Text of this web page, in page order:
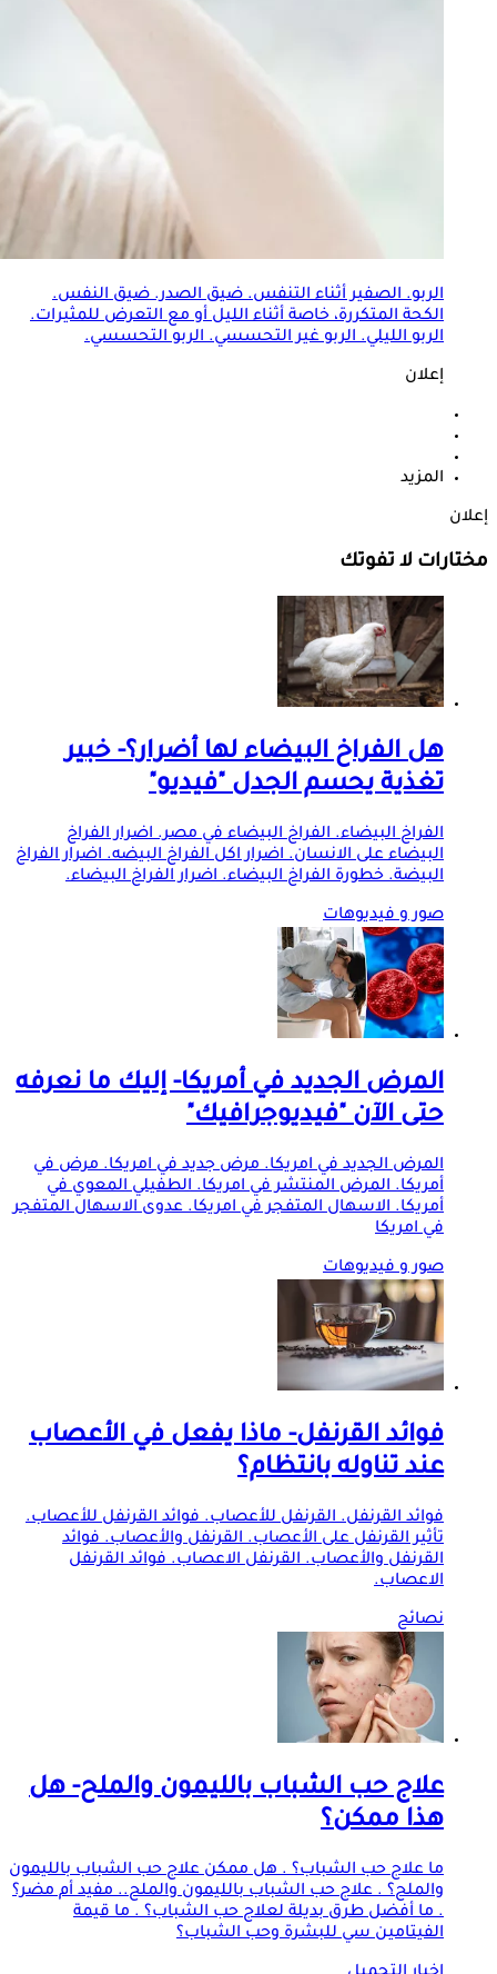
الربو. الصفير أثناء التنفس. ضيق الصدر. ضيق النفس.
الكحة المتكررة، خاصة أثناء الليل أو مع التعرض للمثيرات.
الربو الليلي. الربو غير التحسسي. الربو التحسسي.
إعلان
المزيد
إعلان
مختارات لا تفوتك
هل الفراخ البيضاء لها أضرار؟- خبير
تغذية يحسم الجدل "فيديو"
الفراخ البيضاء. الفراخ البيضاء في مصر. اضرار الفراخ
البيضاء على الانسان. اضرار اكل الفراخ البيضه. اضرار الفراخ
البيضة. خطورة الفراخ البيضاء. اضرار الفراخ البيضاء.
صور و فيديوهات
المرض الجديد في أمريكا- إليك ما نعرفه
حتى الآن "فيديوجرافيك"
المرض الجديد في امريكا. مرض جديد في امريكا. مرض في
أمريكا. المرض المنتشر في امريكا. الطفيلي المعوي في
أمريكا. الاسهال المتفجر في امريكا. عدوى الاسهال المتفجر
في امريكا
صور و فيديوهات
فوائد القرنفل- ماذا يفعل في الأعصاب
عند تناوله بانتظام؟
فوائد القرنفل. القرنفل للأعصاب. فوائد القرنفل للأعصاب.
تأثير القرنفل على الأعصاب. القرنفل والأعصاب. فوائد
القرنفل والأعصاب. القرنفل الاعصاب. فوائد القرنفل
الاعصاب.
نصائح
علاج حب الشباب بالليمون والملح- هل
هذا ممكن؟
ما علاج حب الشباب؟ . هل ممكن علاج حب الشباب بالليمون
والملح؟ . علاج حب الشباب بالليمون والملح.. مفيد أم مضر؟
. ما أفضل طرق بديلة لعلاج حب الشباب؟ . ما قيمة
الفيتامين سي للبشرة وحب الشباب؟